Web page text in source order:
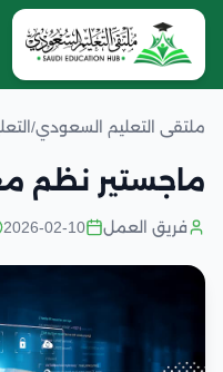
ملتقى التعليم السعودي/
ماجستير نظم
فريق العمل 2026-02-10